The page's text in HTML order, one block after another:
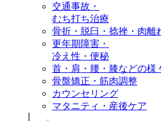
交通事故・
むち打ち治療
骨折・脱臼・捻挫・肉離
更年期障害・
冷え性・便秘
首・肩・腰・膝などの様
骨盤矯正・筋肉調整
カウンセリング
マタニティ・産後ケア